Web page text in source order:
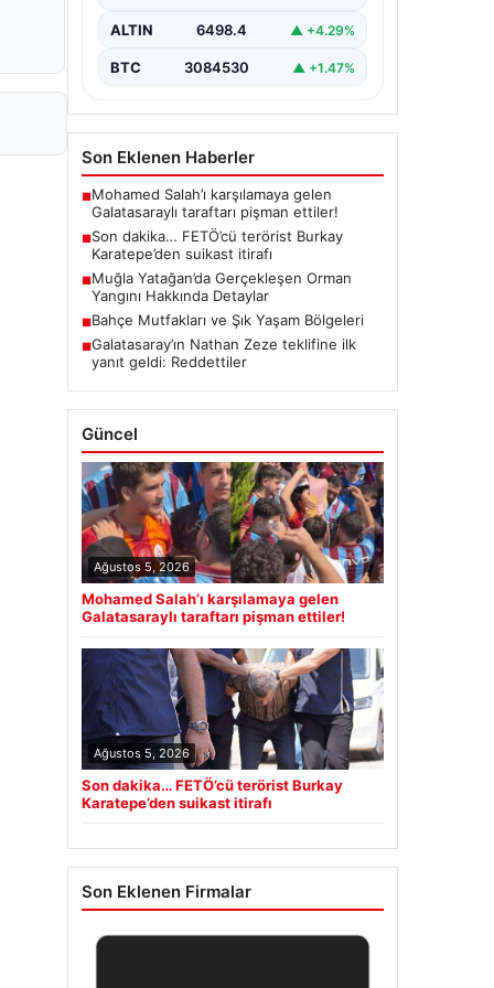
müdürlüklerince yürütülen ortak
ALTIN 6498.4 ▲ +4.29%
BTC 3084530 ▲ +1.47%
Son Eklenen Haberler
■Mohamed Salah’ı karşılamaya gelen
Galatasaraylı taraftarı pişman ettiler!
■Son dakika… FETÖ’cü terörist Burkay
Karatepe’den suikast itirafı
■Muğla Yatağan’da Gerçekleşen Orman
Yangını Hakkında Detaylar
■Bahçe Mutfakları ve Şık Yaşam Bölgeleri
■Galatasaray’ın Nathan Zeze teklifine ilk
yanıt geldi: Reddettiler
Güncel
Ağustos 5, 2026
Mohamed Salah’ı karşılamaya gelen
Galatasaraylı taraftarı pişman ettiler!
Ağustos 5, 2026
Son dakika… FETÖ’cü terörist Burkay
Karatepe’den suikast itirafı
Son Eklenen Firmalar